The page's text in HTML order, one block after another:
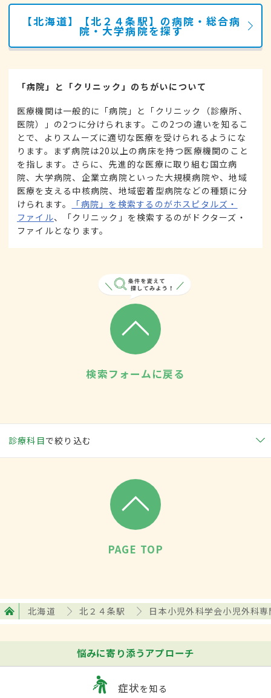
【北海道】【北２４条駅】の病院・総合病
院・大学病院を探す
「病院」と「クリニック」のちがいについて
医療機関は一般的に「病院」と「クリニック（診療所、
医院）」の2つに分けられます。この2つの違いを知るこ
とで、よりスムーズに適切な医療を受けられるようにな
ります。まず病院は20以上の病床を持つ医療機関のこと
を指します。さらに、先進的な医療に取り組む国立病
院、大学病院、企業立病院といった大規模病院や、地域
医療を支える中核病院、地域密着型病院などの種類に分
けられます。
「病院」を検索するのがホスピタルズ・
ファイル、「クリニック」を検索するのがドクターズ・
ファイルとなります。
検索フォームに戻る
診療科目で絞り込む
PAGE TOP
北海道 北２４条駅 日本小児外科学会小児外科
悩みに寄り添うアプローチ
症状を知る